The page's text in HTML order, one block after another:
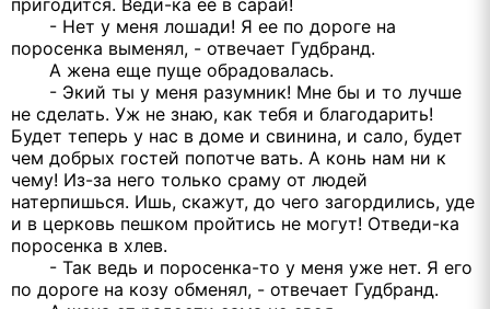
пригодится. Веди-ка ее в сарай!
- Нет у меня лошади! Я ее по дороге на
поросенка выменял, - отвечает Гудбранд.
А жена еще пуще обрадовалась.
- Экий ты у меня разумник! Мне бы и то лучше
не сделать. Уж не знаю, как тебя и благодарить!
Будет теперь у нас в доме и свинина, и сало, будет
чем добрых гостей попотче вать. А конь нам ни к
чему! Из-за него только сраму от людей
натерпишься. Ишь, скажут, до чего загордились, уде
и в церковь пешком пройтись не могут! Отведи-ка
поросенка в хлев.
- Так ведь и поросенка-то у меня уже нет. Я его
по дороге на козу обменял, - отвечает Гудбранд.